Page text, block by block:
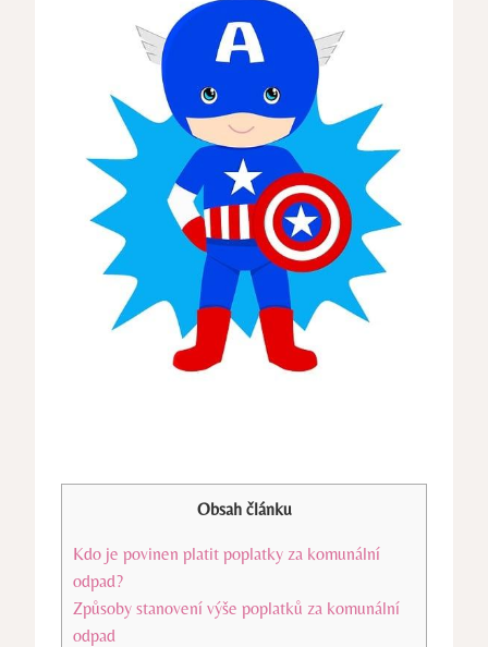
Obsah článku
Kdo je povinen platit poplatky za komunální
odpad?
Způsoby stanovení výše poplatků za komunální
odpad